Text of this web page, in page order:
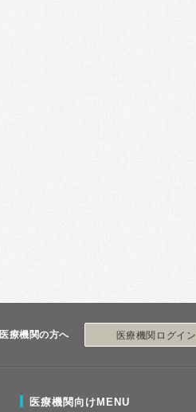
医療機関の方へ 医療機関ログイン
医療機関向けMENU